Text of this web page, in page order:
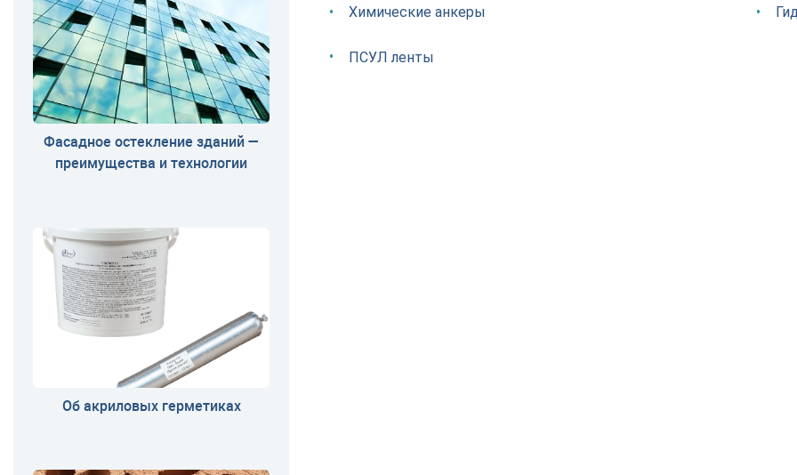
Фасадное остекление зданий —
преимущества и технологии
Об акриловых герметиках
Химические анкеры
ПСУЛ ленты